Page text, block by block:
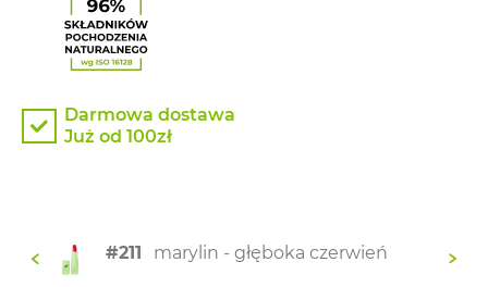
Darmowa dostawa
Już od 100zł
#211 marylin - głęboka czerwień